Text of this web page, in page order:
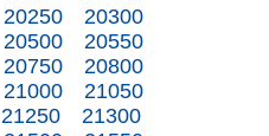
20250
20300
20500
20550
20750
20800
21000
21050
21250
21300